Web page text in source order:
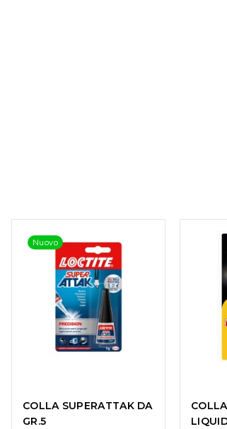
Nuovo
COLLA SUPERATTAK DA
GR.5